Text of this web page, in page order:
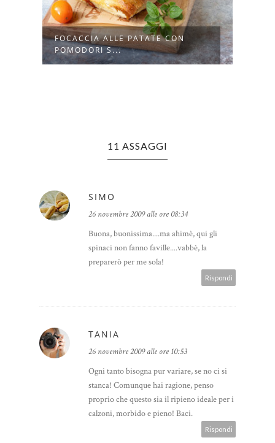
FOCACCIA ALLE PATATE CON
POMODORI S...
11 ASSAGGI
SIMO
26 novembre 2009 alle ore 08:34
Buona, buonissima....ma ahimè, qui gli
spinaci non fanno faville....vabbè, la
preparerò per me sola!
Rispondi
TANIA
26 novembre 2009 alle ore 10:53
Ogni tanto bisogna pur variare, se no ci si
stanca! Comunque hai ragione, penso
proprio che questo sia il ripieno ideale per i
calzoni, morbido e pieno! Baci.
Rispondi